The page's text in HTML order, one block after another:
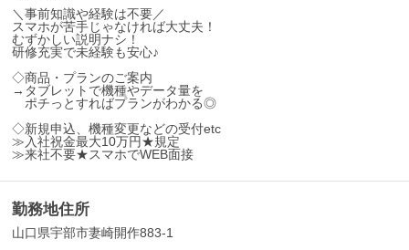
＼事前知識や経験は不要／
スマホが苦手じゃなければ大丈夫！
むずかしい説明ナシ！
研修充実で未経験も安心♪
◇商品・プランのご案内
→タブレットで機種やデータ量を
ポチっとすればプランがわかる◎
◇新規申込、機種変更などの受付etc
≫入社祝金最大10万円★規定
≫来社不要★スマホでWEB面接
勤務地住所
山口県宇部市妻崎開作883-1